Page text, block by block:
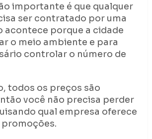
importante é que qualquer
ser contratado por uma
acontece porque a cidade
o meio ambiente e para
controlar o número de
todos os preços são
você não precisa perder
qual empresa oferece